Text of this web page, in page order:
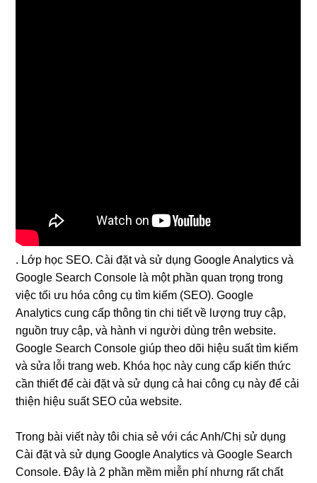
. Lớp học SEO. Cài đặt và sử dụng Google Analytics và
Google Search Console là một phần quan trọng trong
việc tối ưu hóa công cụ tìm kiếm (SEO). Google
Analytics cung cấp thông tin chi tiết về lượng truy cập,
nguồn truy cập, và hành vi người dùng trên website.
Google Search Console giúp theo dõi hiệu suất tìm kiếm
và sửa lỗi trang web. Khóa học này cung cấp kiến thức
cần thiết để cài đặt và sử dụng cả hai công cụ này để cải
thiện hiệu suất SEO của website.
Trong bài viết này tôi chia sẻ với các Anh/Chị sử dụng
Cài đặt và sử dụng Google Analytics và Google Search
Console. Đây là 2 phần mềm miễn phí nhưng rất chất